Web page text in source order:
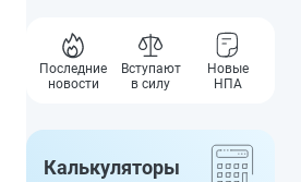
Последние
новости
Вступают
в силу
Новые
НПА
Калькуляторы